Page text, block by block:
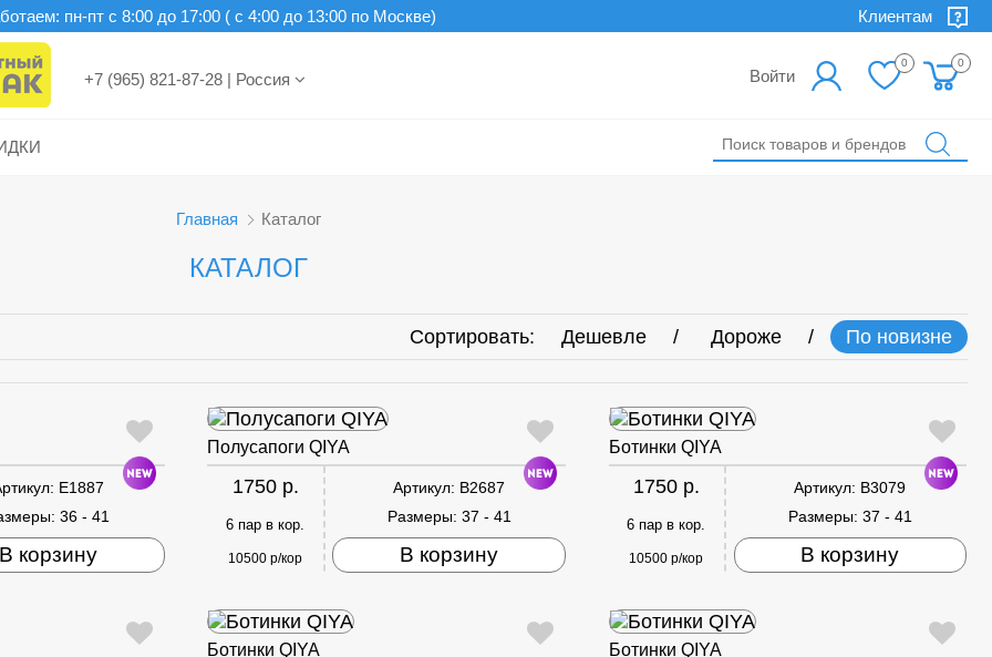
Клиентам
пн-пт c 8:00 до 17:00 ( с 4:00 до 13:00 по Москве)
+7 (965) 821-87-28 | Россия Войти
0 0
Главная Каталог
КАТАЛОГ
Сортировать: Дешевле Дороже По новизне
E1887
36 - 41
В корзину
Полусапоги QIYA
1750 р.
6 пар в кор.
10500 р/кор
Артикул: B2687
Размеры: 37 - 41
В корзину
Ботинки QIYA
1750 р.
6 пар в кор.
10500 р/кор
Артикул: B3079
Размеры: 37 - 41
В корзину
Ботинки QIYA Ботинки QIYA